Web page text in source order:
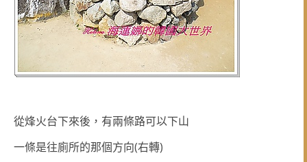
從烽火台下來後， 有兩條路可以下山
一條是往廁所的那個方向(右轉)